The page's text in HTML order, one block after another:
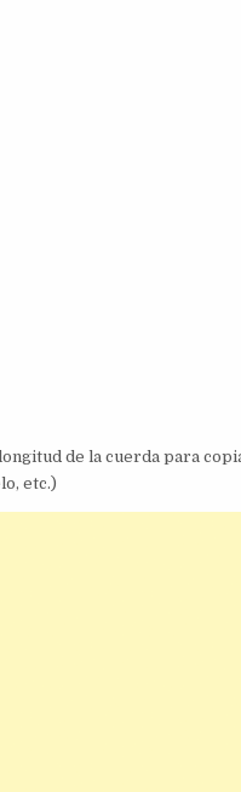
de la cuerda para
etc.)